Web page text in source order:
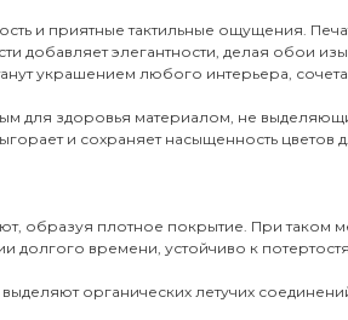
и приятные тактильные ощущения.
добавляет элегантности, делая обои
украшением любого интерьера,
для здоровья материалом, не
и сохраняет насыщенность
образуя плотное покрытие. При таком
долгого времени, устойчиво к
органических летучих